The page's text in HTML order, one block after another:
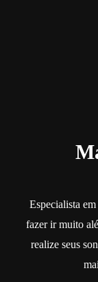
Especialista
fazer ir muito
realize seus